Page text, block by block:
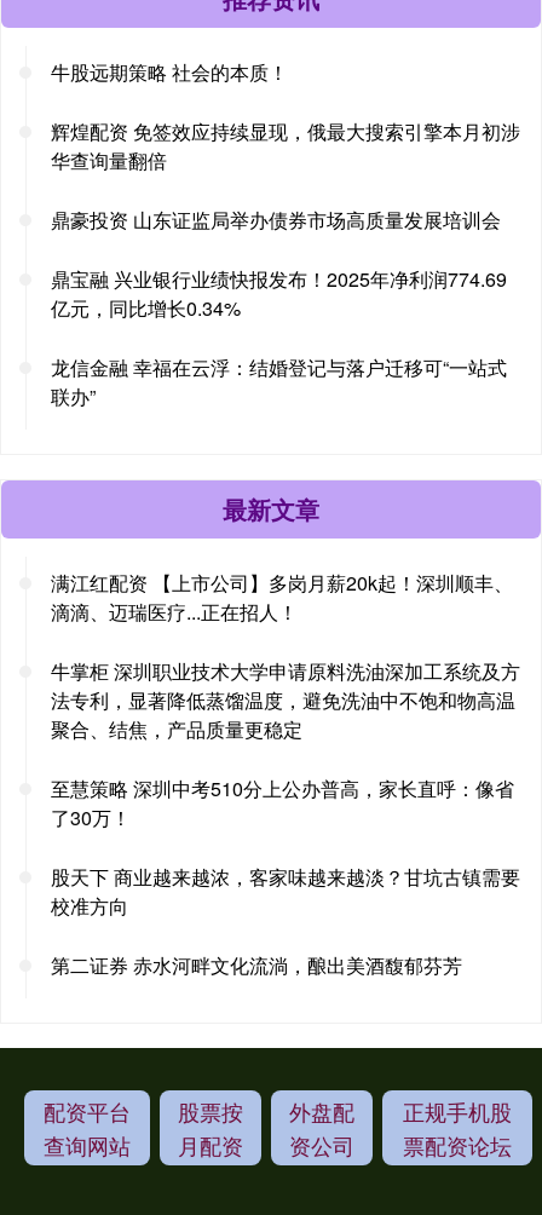
牛股远期策略 社会的本质！
辉煌配资 免签效应持续显现，俄最大搜索引擎本月初涉
华查询量翻倍
鼎豪投资 山东证监局举办债券市场高质量发展培训会
鼎宝融 兴业银行业绩快报发布！2025年净利润774.69
亿元，同比增长0.34%
龙信金融 幸福在云浮：结婚登记与落户迁移可“一站式
联办”
最新文章
满江红配资 【上市公司】多岗月薪20k起！深圳顺丰、
滴滴、迈瑞医疗...正在招人！
牛掌柜 深圳职业技术大学申请原料洗油深加工系统及方
法专利，显著降低蒸馏温度，避免洗油中不饱和物高温
聚合、结焦，产品质量更稳定
至慧策略 深圳中考510分上公办普高，家长直呼：像省
了30万！
股天下 商业越来越浓，客家味越来越淡？甘坑古镇需要
校准方向
第二证券 赤水河畔文化流淌，酿出美酒馥郁芬芳
配资平台
查询网站
股票按
月配资
外盘配
资公司
正规手机股
票配资论坛